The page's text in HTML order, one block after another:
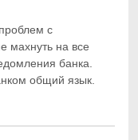
с
махнуть на все
банка.
общий язык.